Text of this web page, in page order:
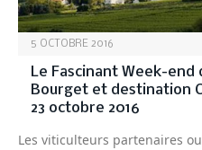
5 OCTOBRE 2016
Le Fascinant Week-end
Bourget et destination
23 octobre 2016
Les viticulteurs partenaires